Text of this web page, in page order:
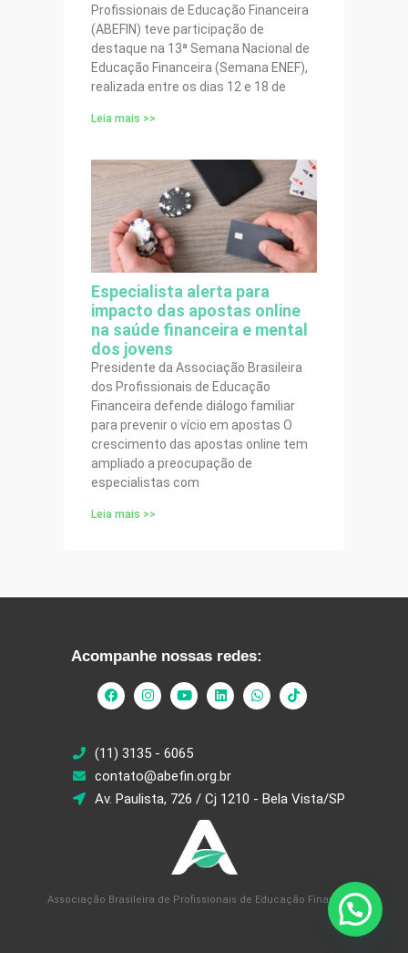
Profissionais de Educação Financeira
(ABEFIN) teve participação de
destaque na 13ª Semana Nacional de
Educação Financeira (Semana ENEF),
realizada entre os dias 12 e 18 de
Leia mais >>
Especialista alerta para
impacto das apostas online
na saúde financeira e mental
dos jovens
Presidente da Associação Brasileira
dos Profissionais de Educação
Financeira defende diálogo familiar
para prevenir o vício em apostas O
crescimento das apostas online tem
ampliado a preocupação de
especialistas com
Leia mais >>
Acompanhe nossas redes:
(11) 3135 - 6065
contato@abefin.org.br
Av. Paulista, 726 / Cj 1210 - Bela Vista/SP
Associação Brasileira de Profissionais de Educação Financeira